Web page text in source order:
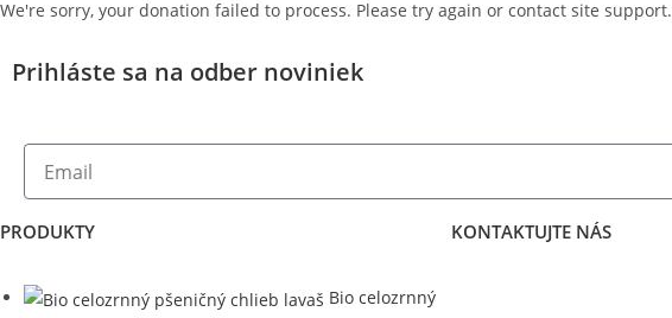
We're sorry, your donation failed to process. Please try again or contact site support.
Prihláste sa na odber noviniek
PRODUKTY
Bio celozrnný
KONTAKTUJTE NÁS